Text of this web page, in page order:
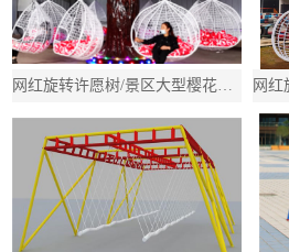
网红旋转许愿树/景区大型樱花树秋千/吊篮多人旋转秋千